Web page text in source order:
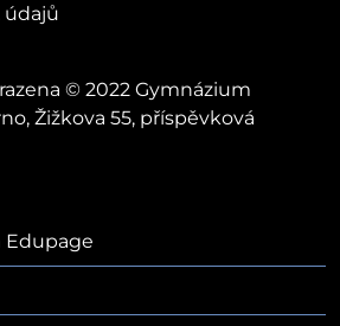
Edupage
údajů
© 2022 Gymnázium
Žižkova 55, příspěvková